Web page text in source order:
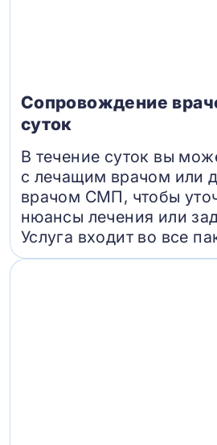
Сопровождение
суток
В течение суток вы
с лечащим врачом или
врачом СМП, чтобы
нюансы лечения или
Услуга входит во все